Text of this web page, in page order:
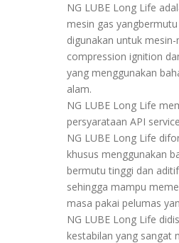
NG LUBE Long Life
mesin gas
digunakan untuk
compression ignition
yang menggunakan
alam.
NG LUBE Long Life
persyarataan API
NG LUBE Long Life
khusus menggunakan
bermutu tinggi dan
sehingga mampu
masa pakai pelumas
NG LUBE Long Life
kestabilan yang sangat